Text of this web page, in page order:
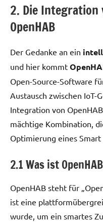
2. Die
OpenHAB
Der Gedanke an ein
und hier kommt
Open-Source-Software
Austausch zwischen IoT-
Integration von
mächtige Kombination,
Optimierung eines
2.1 Was ist
OpenHAB steht für
ist eine
wurde, um ein smartes